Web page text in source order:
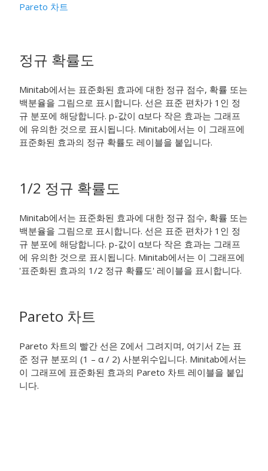
Pareto 차트
정규 확률도
Minitab에서는 표준화된 효과에 대한 정규 점수, 확률 또는
백분율을 그림으로 표시합니다. 선은 표준 편차가 1인 정
규 분포에 해당합니다. p-값이 α보다 작은 효과는 그래프
에 유의한 것으로 표시됩니다. Minitab에서는 이 그래프에
표준화된 효과의 정규 확률도 레이블을 붙입니다.
1/2 정규 확률도
Minitab에서는 표준화된 효과에 대한 정규 점수, 확률 또는
백분율을 그림으로 표시합니다. 선은 표준 편차가 1인 정
규 분포에 해당합니다. p-값이 α보다 작은 효과는 그래프
에 유의한 것으로 표시됩니다. Minitab에서는 이 그래프에
'표준화된 효과의 1/2 정규 확률도' 레이블을 표시합니다.
Pareto 차트
Pareto 차트의 빨간 선은 Z에서 그려지며, 여기서 Z는 표
준 정규 분포의 (1 – α / 2) 사분위수입니다. Minitab에서는
이 그래프에 표준화된 효과의 Pareto 차트 레이블을 붙입
니다.